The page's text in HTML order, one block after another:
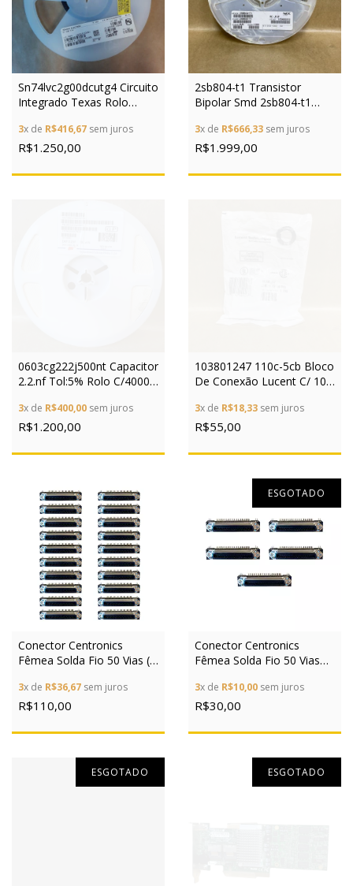
Sn74lvc2g00dcutg4 Circuito
Integrado Texas Rolo
3x de R$416,67 sem juros
R$1.250,00
2sb804-t1 Transistor
Bipolar Smd 2sb804-t1
3x de R$666,33 sem juros
R$1.999,00
0603cg222j500nt Capacitor
2.2.nf Tol:5% Rolo C/4000
3x de R$400,00 sem juros
R$1.200,00
103801247 110c-5cb Bloco
De Conexão Lucent C/ 10
3x de R$18,33 sem juros
R$55,00
Conector Centronics
Fêmea Solda Fio 50 Vias (c
3x de R$36,67 sem juros
R$110,00
ESGOTADO
Conector Centronics
Fêmea Solda Fio 50 Vias
3x de R$10,00 sem juros
R$30,00
ESGOTADO ESGOTADO